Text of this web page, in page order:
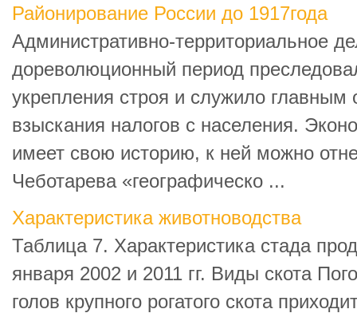
Районирование России до 1917года
Административно-территориальное
дореволюционный период
укрепления строя и служило главным
взыскания налогов с населения.
имеет свою историю, к ней можно
Чеботарева «географическо ...
Характеристика животноводства
Таблица 7. Характеристика стада
января 2002 и 2011 гг. Виды скота
голов крупного рогатого скота